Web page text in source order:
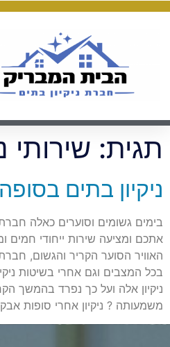
תגית: שירותי
ניקיון בתים בסופה
בימים גשומים וסוערים כאלה
אתכם ומציעה שירות ייחודי חמים
האוויר הסוער הקריר והגשום,
בכל המצבים וגם אחרי בשיטות
ניקיון אלה ועל כך נפרד בהמשך
משמעותה ? ניקיון אחרי סופות